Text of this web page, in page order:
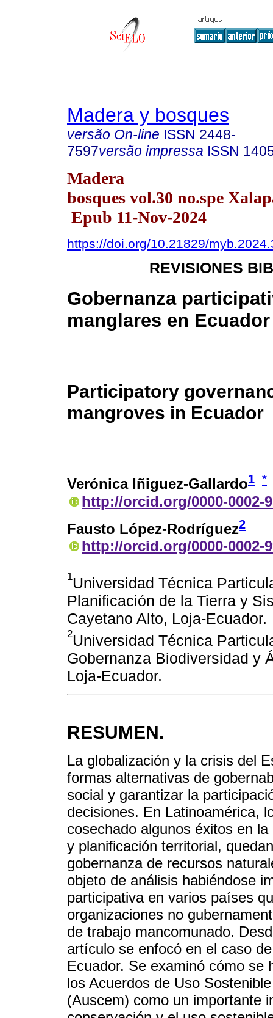
Madera y bosques
versão On-line ISSN 2448-
7597versão impressa ISSN
Madera
bosques vol.30 no.spe
Epub 11-Nov-2024
https://doi.org/10.21829/
REVISIONES
Gobernanza
manglares en Ecuador
Participatory
mangroves in Ecuador
Verónica Iñiguez-Gallardo1 *
http://orcid.org/0000-0002-
Fausto López-Rodríguez2
http://orcid.org/0000-0002-
1Universidad Técnica
Planificación de la Tierra y
Cayetano Alto, Loja-Ecuador.
2Universidad Técnica
Gobernanza Biodiversidad y
Loja-Ecuador.
RESUMEN.
La globalización y la crisis del
formas alternativas de
social y garantizar la
decisiones. En Latinoamérica,
cosechado algunos éxitos en
y planificación territorial,
gobernanza de recursos
objeto de análisis habiéndose
participativa en varios países
organizaciones no
de trabajo mancomunado.
artículo se enfocó en el caso
Ecuador. Se examinó cómo se
los Acuerdos de Uso
(Auscem) como un importante